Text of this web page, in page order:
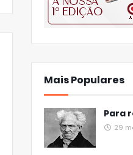
Mais Populares
Para
29